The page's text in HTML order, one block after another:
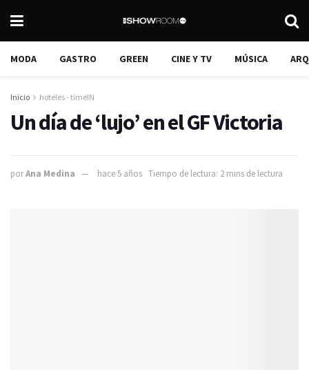
MODA GASTRO GREEN CINE Y TV MÚSICA
Inicio hoteles - timeIN
Un día de ‘lujo’ en el GF Victoria
porAna Medina hace 5 años Tiempo de lectura: 2 mins de lectura